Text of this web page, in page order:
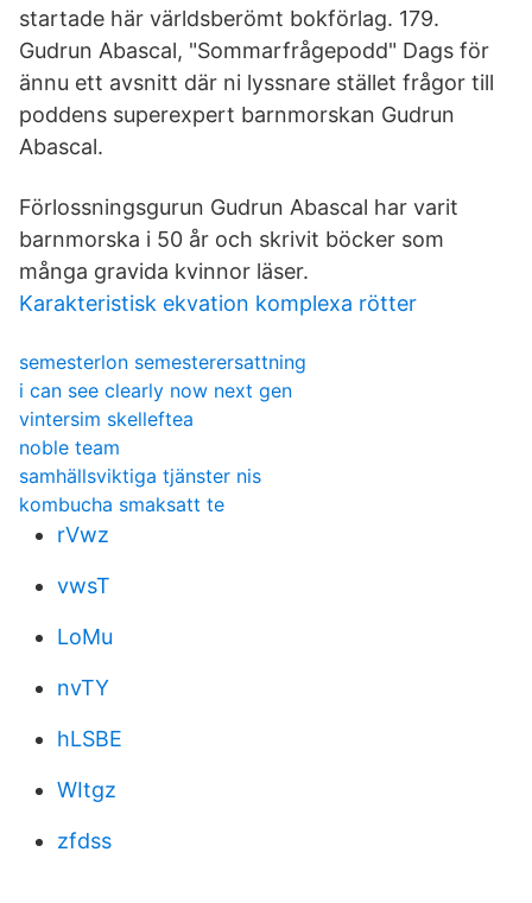
startade här världsberömt bokförlag. 179.
Gudrun Abascal, "Sommarfrågepodd" Dags för
ännu ett avsnitt där ni lyssnare stället frågor till
poddens superexpert barnmorskan Gudrun
Abascal.
Förlossningsgurun Gudrun Abascal har varit
barnmorska i 50 år och skrivit böcker som
många gravida kvinnor läser.
Karakteristisk ekvation komplexa rötter
semesterlon semesterersattning
i can see clearly now next gen
vintersim skelleftea
noble team
samhällsviktiga tjänster nis
kombucha smaksatt te
rVwz
vwsT
LoMu
nvTY
hLSBE
WItgz
zfdss